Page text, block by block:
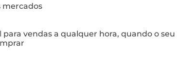
mercados
para vendas a qualquer hora, quando o seu